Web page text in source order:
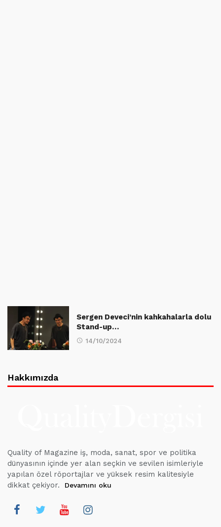
Sergen Deveci’nin kahkahalarla dolu
Stand-up…
14/10/2024
Hakkımızda
Quality of Magazine iş, moda, sanat, spor ve politika
dünyasının içinde yer alan seçkin ve sevilen isimleriyle
yapılan özel röportajlar ve yüksek resim kalitesiyle
dikkat çekiyor.
Devamını oku